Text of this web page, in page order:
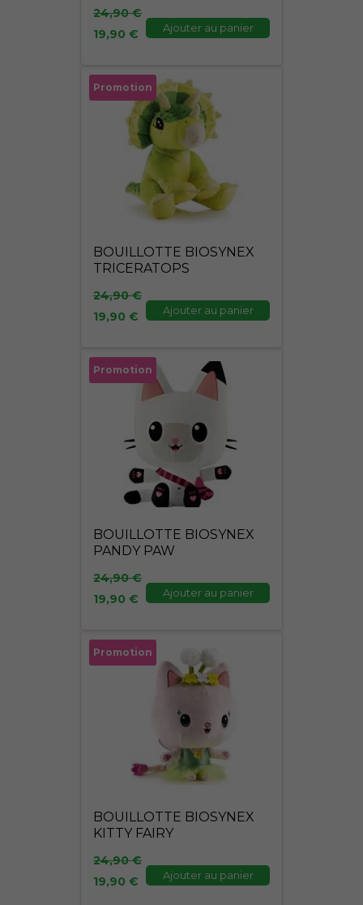
24,90€
19,90 € Ajouter au panier
Promotion
BOUILLOTTE BIOSYNEX
TRICERATOPS
24,90€
Le
prix
initial
19,90 €
Le
prix
actuel
est :
19,90 €.
Ajouter au panier
Promotion
BOUILLOTTE BIOSYNEX
PANDY PAW
24,90€
Le
prix
24,90 €.
19,90 €
Le
prix
actuel
est :
19,90 €.
Ajouter au panier
Promotion
BOUILLOTTE BIOSYNEX
KITTY FAIRY
24,90€
Le
prix
19,90 €
Le
prix
actuel
19,90 €.
Ajouter au panier